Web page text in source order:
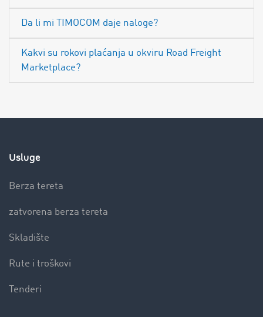
Da li mi TIMOCOM daje naloge?
Kakvi su rokovi plaćanja u okviru Road Freight
Marketplace?
Usluge
Berza tereta
zatvorena berza tereta
Skladište
Rute i troškovi
Tenderi